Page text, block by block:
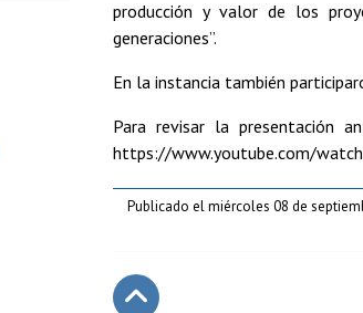
producción y valor de los
generaciones”.
En la instancia también
Para revisar la presentación
https://www.youtube.com/
Publicado el miércoles 08 de